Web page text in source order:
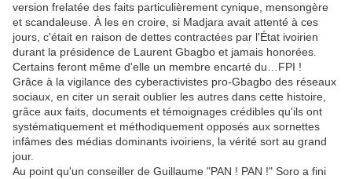
version frelatée des faits particulièrement cynique, mensongère
et scandaleuse. À les en croire, si Madjara avait attenté à ces
jours, c'était en raison de dettes contractées par l'État ivoirien
durant la présidence de Laurent Gbagbo et jamais honorées.
Certains feront même d'elle un membre encarté du…FPI !
Grâce à la vigilance des cyberactivistes pro-Gbagbo des réseaux
sociaux, en citer un serait oublier les autres dans cette histoire,
grâce aux faits, documents et témoignages crédibles qu'ils ont
systématiquement et méthodiquement opposés aux sornettes
infâmes des médias dominants ivoiriens, la vérité sort au grand
jour.
Au point qu'un conseiller de Guillaume "PAN ! PAN !" Soro a fini